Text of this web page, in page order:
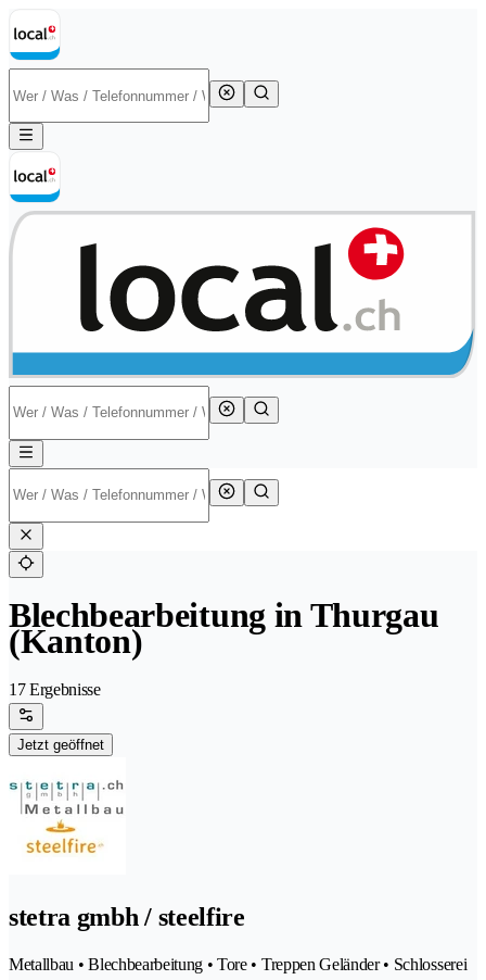
Blechbearbeitung in Thurgau
(Kanton)
17 Ergebnisse
Jetzt geöffnet
stetra gmbh / steelfire
Metallbau • Blechbearbeitung • Tore • Treppen Geländer • Schlosserei